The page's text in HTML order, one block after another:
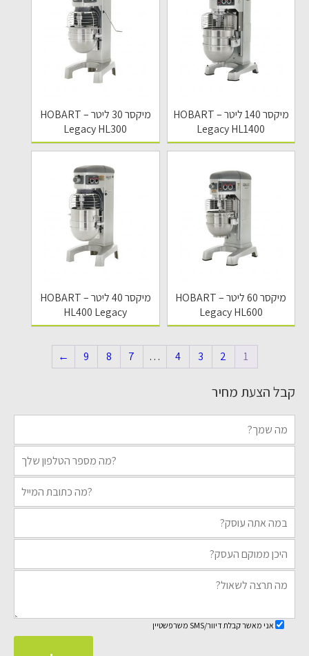
מיקסר 140 ליטר – HOBART
Legacy HL1400
מיקסר 30 ליטר HOBART –
Legacy HL300
מיקסר 60 ליטר – HOBART
Legacy HL600
מיקסר 40 ליטר – HOBART
HL400 Legacy
1
2
3
4
…
7
8
9
←
קבל הצעת מחיר
אני מאשר קבלת דיוור/SMS משרפשטיין